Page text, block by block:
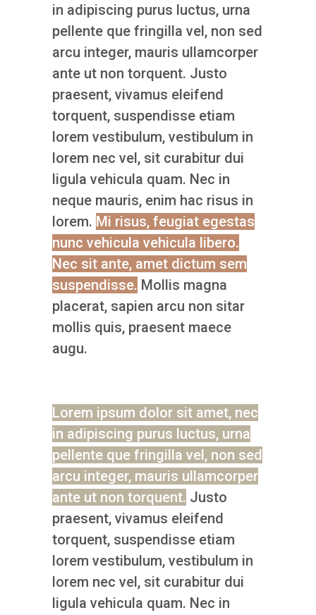
in adipiscing purus luctus, urna
pellente que fringilla vel, non sed
arcu integer, mauris ullamcorper
ante ut non torquent. Justo
praesent, vivamus eleifend
torquent, suspendisse etiam
lorem vestibulum, vestibulum in
lorem nec vel, sit curabitur dui
ligula vehicula quam. Nec in
neque mauris, enim hac risus in
lorem. Mi risus, feugiat egestas
nunc vehicula vehicula libero.
Nec sit ante, amet dictum sem
suspendisse. Mollis magna
placerat, sapien arcu non sitar
mollis quis, praesent maece
augu.
Lorem ipsum dolor sit amet, nec
in adipiscing purus luctus, urna
pellente que fringilla vel, non sed
arcu integer, mauris ullamcorper
ante ut non torquent. Justo
praesent, vivamus eleifend
torquent, suspendisse etiam
lorem vestibulum, vestibulum in
lorem nec vel, sit curabitur dui
ligula vehicula quam. Nec in